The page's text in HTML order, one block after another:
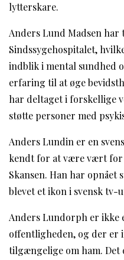
lytterskare.
Anders Lund Madsen
Sindssygehospitalet,
indblik i mental sundhed
erfaring til at øge
har deltaget i forskellige
støtte personer med
Anders Lundin er en
kendt for at være vært for
Skansen. Han har
blevet et ikon i svensk
Anders Lundorph er ikke
offentligheden, og der er
tilgængelige om ham. Det